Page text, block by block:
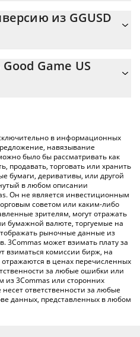
US Dollar равно 0.743152
из GGUSD
в GBP, просто введя
поле, и
приведенную выше таблицу
проверить последние цены
фиатных и
Game US
в информационных
навязывание
было бы рассматривать как
продавать, торговать или хранить
бумаги, деривативы, или другой
в любом описании
Он не является инвестиционным
советом или каким-либо
зрителям, могут отражать
бумажной валюте, торгуемые на
рыночные данные из
3Commas может взимать плату за
взиматься комиссии бирж, на
в ценах перечисленных
за любые ошибки или
из 3Commas или сторонних
ответственности за любые
данных, представленных в любом